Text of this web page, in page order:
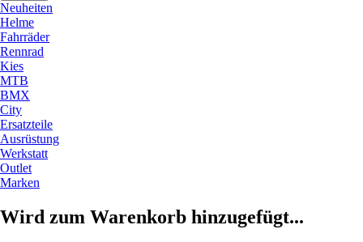
Neuheiten
Helme
Fahrräder
Rennrad
Kies
MTB
BMX
City
Ersatzteile
Ausrüstung
Werkstatt
Outlet
Marken
Wird zum Warenkorb hinzugefügt...